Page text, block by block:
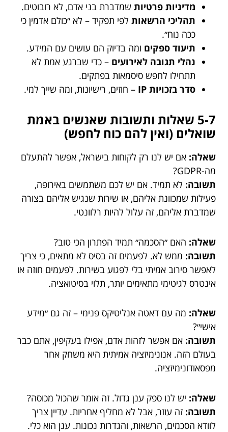
מדיניות פרטיות שמדברת בני אדם, לא רובוטים.
תהליכי הרשאות לפי תפקיד – לא ״כולם אדמין כי
ככה נוח״.
תיעוד ספקים ומה בדיוק הם עושים עם המידע.
נהלי תגובה לאירועים – כדי שברגע אמת לא
תתחילו לחפש סיסמאות בפתקים.
סדר בזכויות IP
– חוזים, רישיונות, ומה שייך למי.
5-7 שאלות ותשובות שאנשים באמת
שואלים (ואין להם כוח לחפש)
שאלה: אם יש לנו רק לקוחות בישראל, אפשר להתעלם
מה-GDPR?
תשובה: לא תמיד. אם יש לכם משתמשים באירופה,
פעילות שמכוונת אליהם, או שירות שנגיש אליהם בצורה
שמדברת אליהם, זה עלול להיות רלוונטי.
שאלה: האם ״הסכמה״ תמיד הפתרון הכי טוב?
תשובה: ממש לא. לפעמים זה בסיס לא מתאים, כי צריך
לאפשר סירוב אמיתי בלי לפגוע בשירות. לפעמים חוזה או
אינטרס לגיטימי מתאימים יותר, תלוי בסיטואציה.
שאלה: מה עם דאטה אנליטיקס פנימי – זה גם ״מידע
אישי״?
תשובה: אם אפשר לזהות אדם, אפילו בעקיפין, אתם כבר
בעולם הזה. אנונימיזציה אמיתית היא משחק אחר
מפסאודונימיזציה.
שאלה: יש לנו ספק ענן גדול. זה אומר שהכול מכוסה?
תשובה: זה עוזר, אבל לא מחליף אחריות. עדיין צריך
לוודא הסכמים, הרשאות, והגדרות נכונות. ענן הוא כלי.